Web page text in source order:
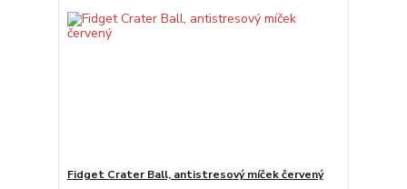
Fidget Crater Ball, antistresový míček červený